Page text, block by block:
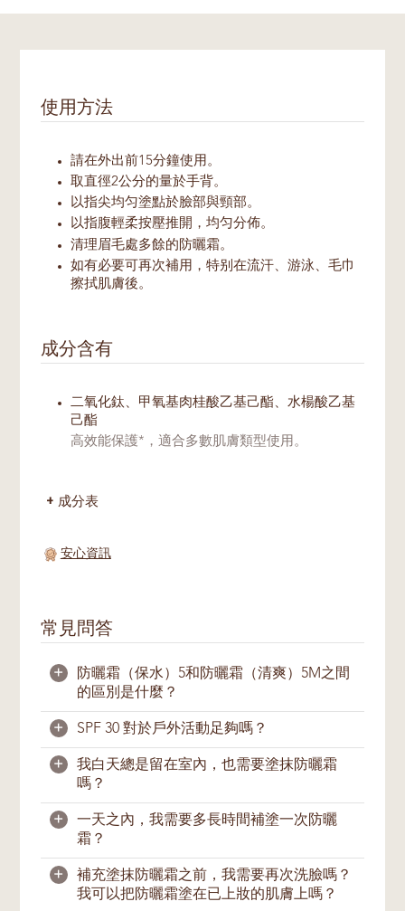
使用方法
請在外出前15分鐘使用。
取直徑2公分的量於手背。
以指尖均匀塗點於臉部與頸部。
以指腹輕柔按壓推開，均匀分佈。
清理眉毛處多餘的防曬霜。
如有必要可再次補用，特别在流汗、游泳、毛巾
擦拭肌膚後。
成分含有
二氧化鈦、甲氧基肉桂酸乙基己酯、水楊酸乙基
己酯
高效能保護*，適合多數肌膚類型使用。
成分表
安心資訊
常見問答
+
防曬霜（保水）5和防曬霜（清爽）5M之間
的區別是什麼？
防曬霜（保水）5給予肌膚自然光澤、均勻透
亮；防曬霜（清爽）5M
則幫助控製油光，保
持肌膚清爽啞光，更適合油性肌膚。
防晒霜（保水）5具有SPF30 PA+++的防曬指
數，防晒霜（清爽）5M則爲SPF30 PA++的防
曬指數。
+ SPF 30 對於戶外活動足夠嗎？
足夠。一般上，塗抹足夠的SPF30防曬產品足
以為肌膚提供戶外活動所需的紫外線防護。我
們建議您在出外前15分鐘就塗上防曬產品。
如果您需要直接暴晒在陽光下，我們建議您至
少每兩小時補塗一次防曬產品。游泳和大量出
汗後，也應馬上補塗。
+
我白天總是留在室內，也需要塗抹防曬霜
嗎？
需要。即使您長時間留在室內，我們仍建議您
塗上防曬霜，因為UVA是可穿透玻璃，照射入
室內的。
+
一天之內，我需要多長時間補塗一次防曬
霜？
由於肌膚會分泌汗液和皮脂，我們在一天中也
會與人或物品接觸，這會導致防曬保護層不可
+
補充塗抹防曬霜之前，我需要再次洗臉嗎？
我可以把防曬霜塗在已上妝的肌膚上嗎？